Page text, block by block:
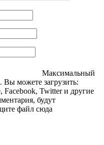
Максимальный
Вы можете загрузить:
Facebook, Twitter и другие
будут
файл сюда